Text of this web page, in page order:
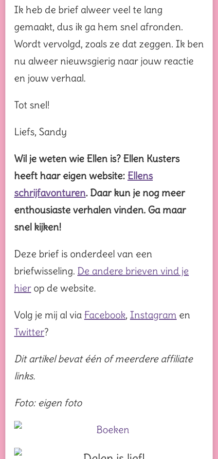
Ik heb de brief alweer veel te lang
gemaakt, dus ik ga hem snel afronden.
Wordt vervolgd, zoals ze dat zeggen. Ik ben
nu alweer nieuwsgierig naar jouw reactie
en jouw verhaal.
Tot snel!
Liefs, Sandy
Wil je weten wie Ellen is? Ellen Kusters
heeft haar eigen website: Ellens
schrijfavonturen. Daar kun je nog meer
enthousiaste verhalen vinden. Ga maar
snel kijken!
Deze brief is onderdeel van een
briefwisseling. De andere brieven vind je
hier op de website.
Volg je mij al via Facebook, Instagram en
Twitter?
Dit artikel bevat één of meerdere affiliate
links.
Foto: eigen foto